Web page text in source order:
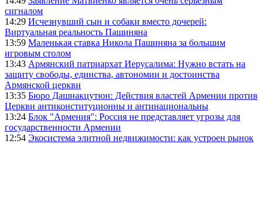
сигналом
14:29 Исчезнувший сын и собаки вместо дочерей:
Виртуальная реальность Пашиняна
13:59 Маленькая ставка Никола Пашиняна за большим
игровым столом
13:43 Армянский патриархат Иерусалима: Нужно встать на
защиту свободы, единства, автономии и достоинства
Армянской церкви
13:35 Бюро Дашнакцутюн: Действия властей Армении против
Церкви антиконституционны и антинациональны
13:24 Блок "Армения": Россия не представляет угрозы для
государственности Армении
12:54 Экосистема элитной недвижимости: как устроен рынок